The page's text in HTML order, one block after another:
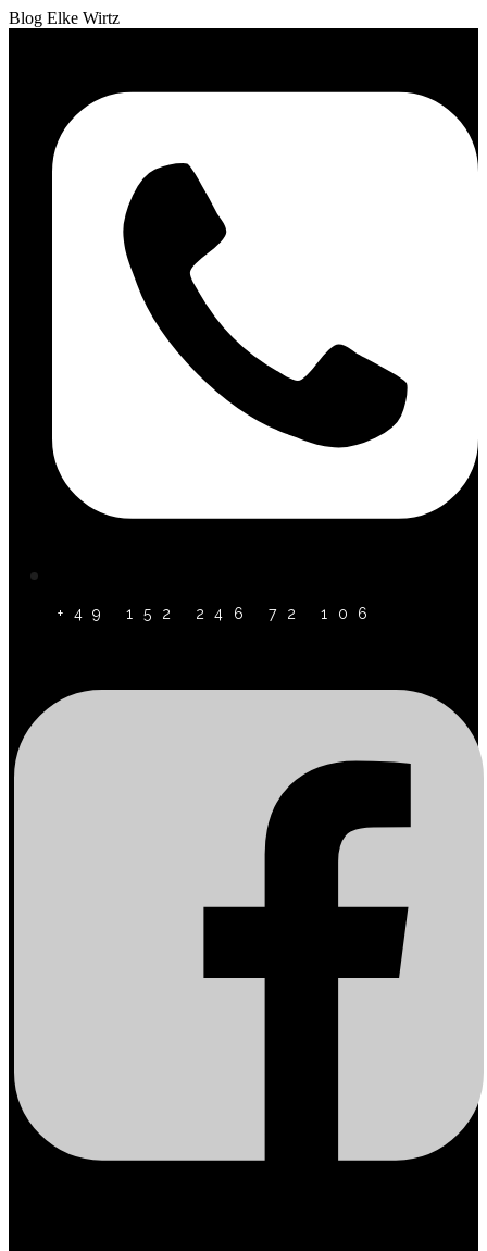
Blog Elke Wirtz
+49 152 246 72 106